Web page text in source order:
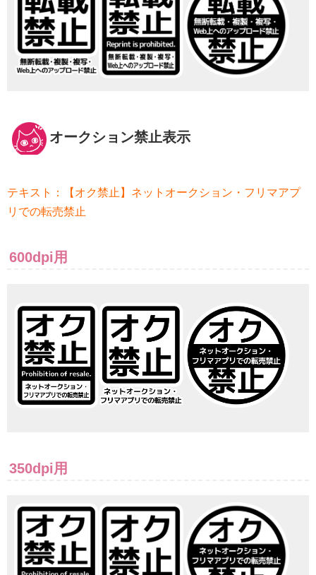
オークション禁止表示
テキスト：【オク禁止】ネットオークション・フリマアプ
リでの転売禁止
600dpi用
350dpi用